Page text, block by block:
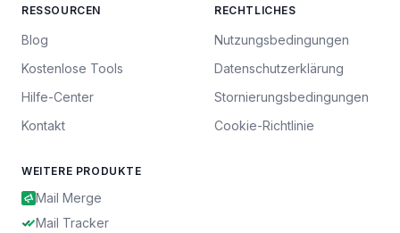
RESSOURCEN
Blog
Kostenlose Tools
Hilfe-Center
Kontakt
RECHTLICHES
Nutzungsbedingungen
Datenschutzerklärung
Stornierungsbedingungen
Cookie-Richtlinie
WEITERE PRODUKTE
Mail Merge
Mail Tracker